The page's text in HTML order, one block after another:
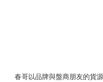
春哥以品牌與盤商朋友的貨